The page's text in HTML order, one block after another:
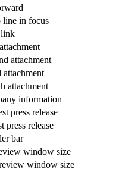
line in focus
link
attachment
attachment
information
press release
press release
bar
window size
window size